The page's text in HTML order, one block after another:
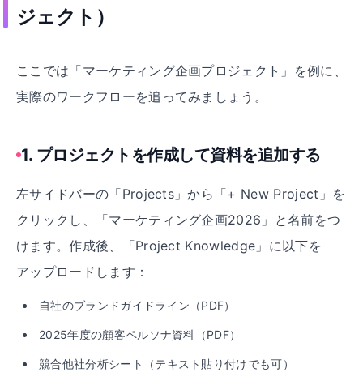
ジェクト）
ここでは「マーケティング企画プロジェクト」を例に、
実際のワークフローを追ってみましょう。
1. プロジェクトを作成して資料を追加する
左サイドバーの「Projects」から「+ New Project」を
クリックし、「マーケティング企画2026」と名前をつ
けます。作成後、「Project Knowledge」に以下を
アップロードします：
自社のブランドガイドライン（PDF）
2025年度の顧客ペルソナ資料（PDF）
競合他社分析シート（テキスト貼り付けでも可）